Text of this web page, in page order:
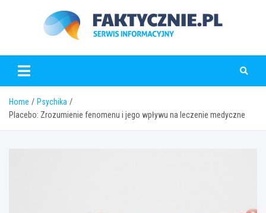
faktycznie.pl
Home
Psychika
Placebo: Zrozumienie fenomenu i jego wpływu na leczenie medyczne